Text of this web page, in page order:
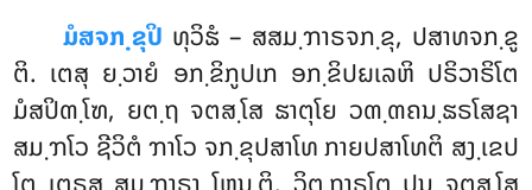
ມໍສຈກ຺ຂຸປິ ທຸວິຘໍ – ສສມ຺ຠາຣຈກ຺ຂຸ, ປສາທຈກ຺ຂູ
ຕິ. ເຕສຸ ຍ຺ວາຍໍ ອກ຺ຂິກູປເກ ອກ຺ຂິປຏເລຫິ ປຣິວາຣິໂຕ
ມໍສປິຓ຺ໂຑ, ຍຕ຺ຖ ຈຕສ຺ໂສ ຘາຕຸໂຍ ວຓ຺ຓຄນ຺ຘຣໂສຊາ
ສມ຺ຠໂວ ຊີວິຕໍ ຠາໂວ ຈກ຺ຂຸປສາໂທ ກາຍປສາໂທຕິ ສງ຺ເຂປ